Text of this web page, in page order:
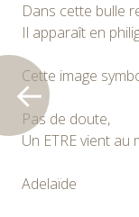
Dans cette bulle
Il apparaît en
Cette image
Pas de doute,
Un ETRE vient au
Adelaïde